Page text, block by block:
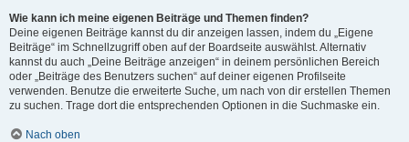
Wie kann ich meine eigenen Beiträge und Themen finden?
Deine eigenen Beiträge kannst du dir anzeigen lassen, indem du „Eigene
Beiträge“ im Schnellzugriff oben auf der Boardseite auswählst. Alternativ
kannst du auch „Deine Beiträge anzeigen“ in deinem persönlichen Bereich
oder „Beiträge des Benutzers suchen“ auf deiner eigenen Profilseite
verwenden. Benutze die erweiterte Suche, um nach von dir erstellen Themen
zu suchen. Trage dort die entsprechenden Optionen in die Suchmaske ein.
Nach oben